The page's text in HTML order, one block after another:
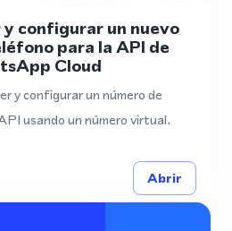
configurar un nuevo
para la API de
Cloud
y configurar un número de
usando un número virtual.
Abrir